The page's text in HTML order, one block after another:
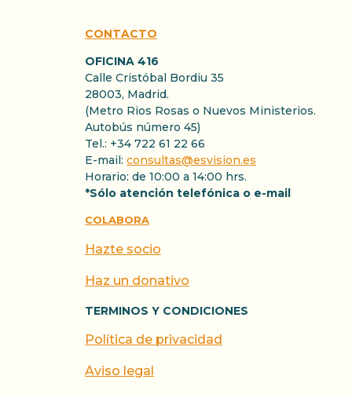
CONTACTO
OFICINA 416
Calle Cristóbal Bordiu 35
28003, Madrid.
(Metro Rios Rosas o Nuevos Ministerios.
Autobús número 45)
Tel.: +34 722 61 22 66
E-mail: consultas@esvision.es
Horario: de 10:00 a 14:00 hrs.
*Sólo atención telefónica o e-mail
COLABORA
Hazte socio
Haz un donativo
TERMINOS Y CONDICIONES
Política de privacidad
Aviso legal